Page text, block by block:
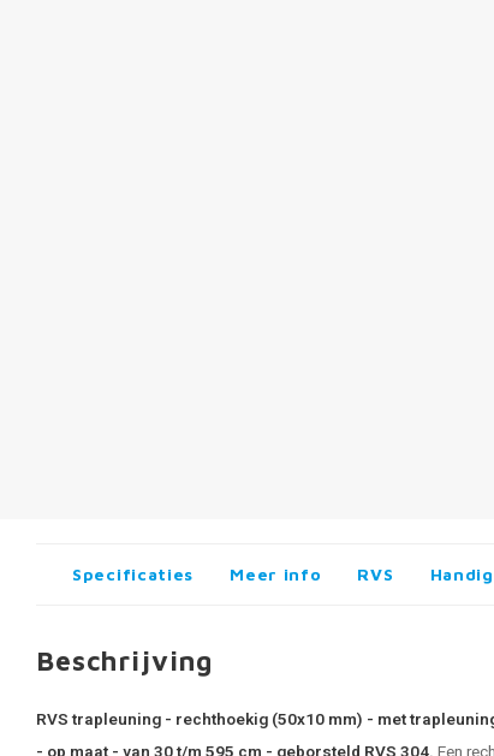
Specificaties Meer info RVS
Beschrijving
RVS trapleuning - rechthoekig (50x10 mm) - met